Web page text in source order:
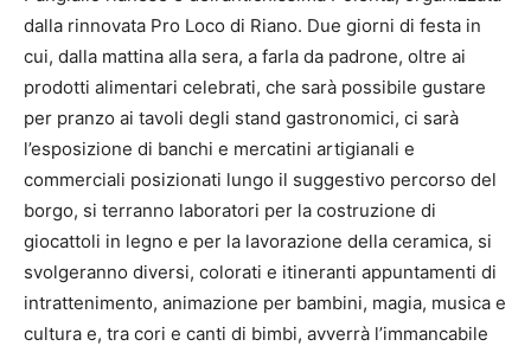
dalla rinnovata Pro Loco di Riano. Due giorni di festa in
cui, dalla mattina alla sera, a farla da padrone, oltre ai
prodotti alimentari celebrati, che sarà possibile gustare
per pranzo ai tavoli degli stand gastronomici, ci sarà
l’esposizione di banchi e mercatini artigianali e
commerciali posizionati lungo il suggestivo percorso del
borgo, si terranno laboratori per la costruzione di
giocattoli in legno e per la lavorazione della ceramica, si
svolgeranno diversi, colorati e itineranti appuntamenti di
intrattenimento, animazione per bambini, magia, musica e
cultura e, tra cori e canti di bimbi, avverrà l’immancabile